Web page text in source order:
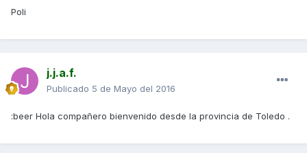
Poli
j.j.a.f.
Publicado 5 de Mayo del 2016
:beer Hola compañero bienvenido desde la provincia de Toledo .